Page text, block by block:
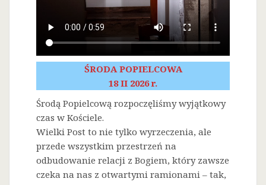
ŚRODA POPIELCOWA
18 II 2026 r.
Środą Popielcową rozpoczęliśmy wyjątkowy
czas w Kościele.
Wielki Post to nie tylko wyrzeczenia, ale
przede wszystkim przestrzeń na
odbudowanie relacji z Bogiem, który zawsze
czeka na nas z otwartymi ramionami – tak,